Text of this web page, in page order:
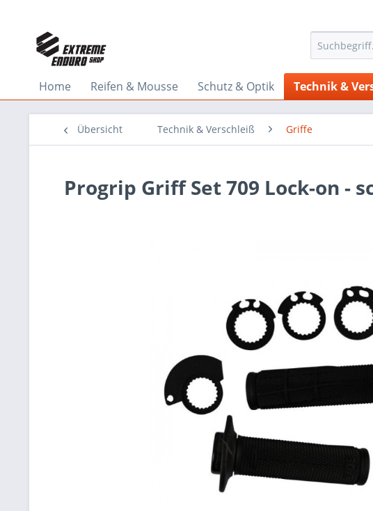
Home Reifen & Mousse Schutz & Optik Technik &
Übersicht Technik & Verschleiß Griffe
Progrip Griff Set 709 Lock-on -